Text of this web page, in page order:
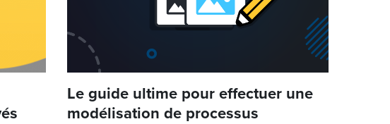
Le guide ultime pour effectuer une
modélisation de processus